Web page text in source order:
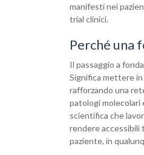
manifesti nei
trial clinici.
Perché una
Il passaggio a
Significa mettere
rafforzando una
patologi molecolari
scientifica che
rendere accessibili
paziente, in